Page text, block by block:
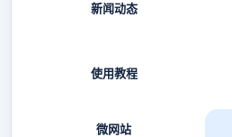
新闻动态
使用教程
微网站